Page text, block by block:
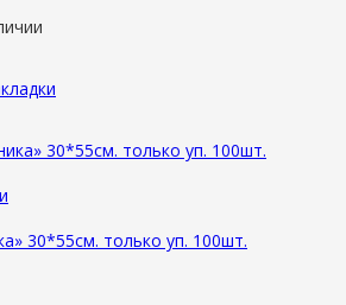
30*55см. только уп. 100шт.